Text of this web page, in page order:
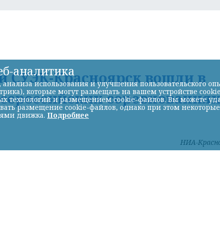
СУЭК-Красноярск вошли в
НИА-
аналитика
использования и улучшения пользовательского
которые могут размещать на вашем устройстве
технологий и размещением cookie-файлов. Вы можете
размещение cookie-файлов, однако при этом
движка. Подробнее